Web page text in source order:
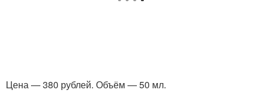
Цена — 380 рублей. Объём — 50 мл.